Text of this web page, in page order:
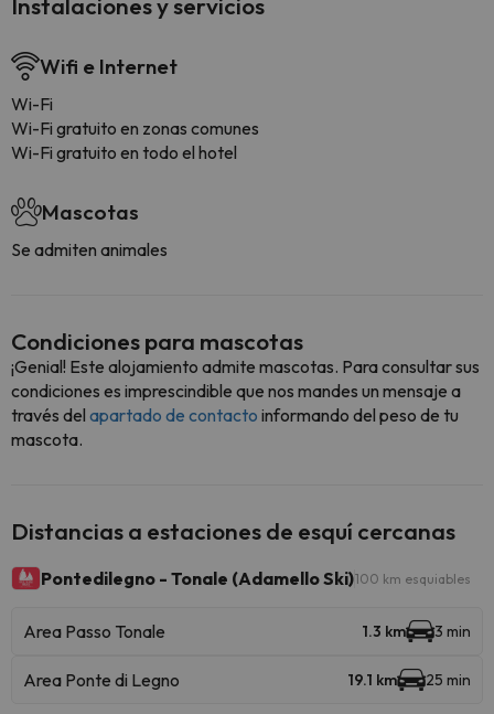
Wifi e Internet
Wi-Fi
Wi-Fi gratuito en zonas comunes
Wi-Fi gratuito en todo el hotel
Mascotas
Se admiten animales
Condiciones para mascotas
¡Genial! Este alojamiento admite mascotas. Para consultar sus
condiciones es imprescindible que nos mandes un mensaje a
través del apartado de contacto informando del peso de tu
mascota.
Distancias a estaciones de esquí cercanas
Pontedilegno - Tonale (Adamello Ski)100 km esquiables
Area Passo Tonale 1.3 km 3 min
Area Ponte di Legno 19.1 km 25 min